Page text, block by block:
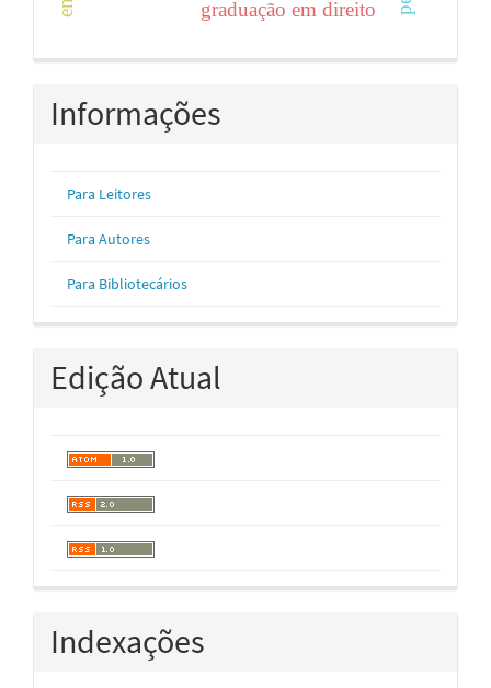
graduação em direito
Informações
Para Leitores
Para Autores
Para Bibliotecários
Edição Atual
Indexações